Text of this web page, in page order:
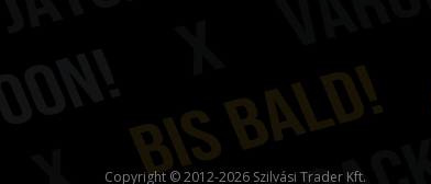
Copyright © 2012-2026 Szilvási Trader Kft.